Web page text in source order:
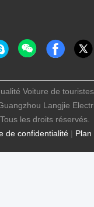
de confidentialité| Plan
Voiture de
Langjie
Tous les droits réservés.